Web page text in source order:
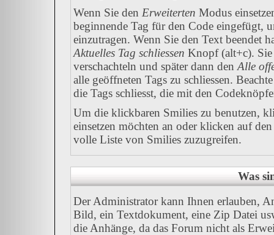
Wenn Sie den Erweiterten Modus
beginnende Tag für den Code eingefügt,
einzutragen. Wenn Sie den Text beendet
Aktuelles Tag schliessen Knopf (alt+c).
verschachteln und später dann den Alle
alle geöffneten Tags zu schliessen.
die Tags schliesst, die mit den
Um die klickbaren Smilies zu benutzen,
einsetzen möchten an oder klicken auf
volle Liste von Smilies zuzugreifen.
Was
Der Administrator kann Ihnen erlauben,
Bild, ein Textdokument, eine Zip Datei
die Anhänge, da das Forum nicht als